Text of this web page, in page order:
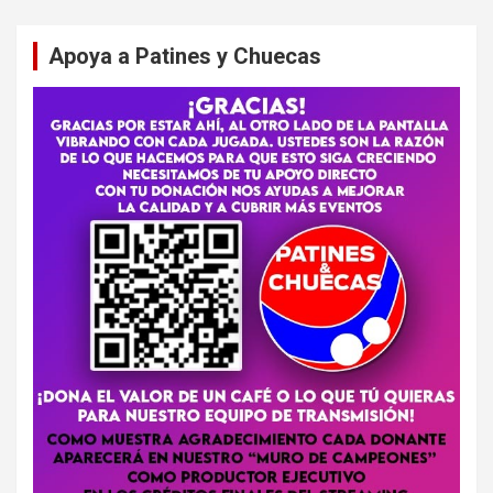
Apoya a Patines y Chuecas